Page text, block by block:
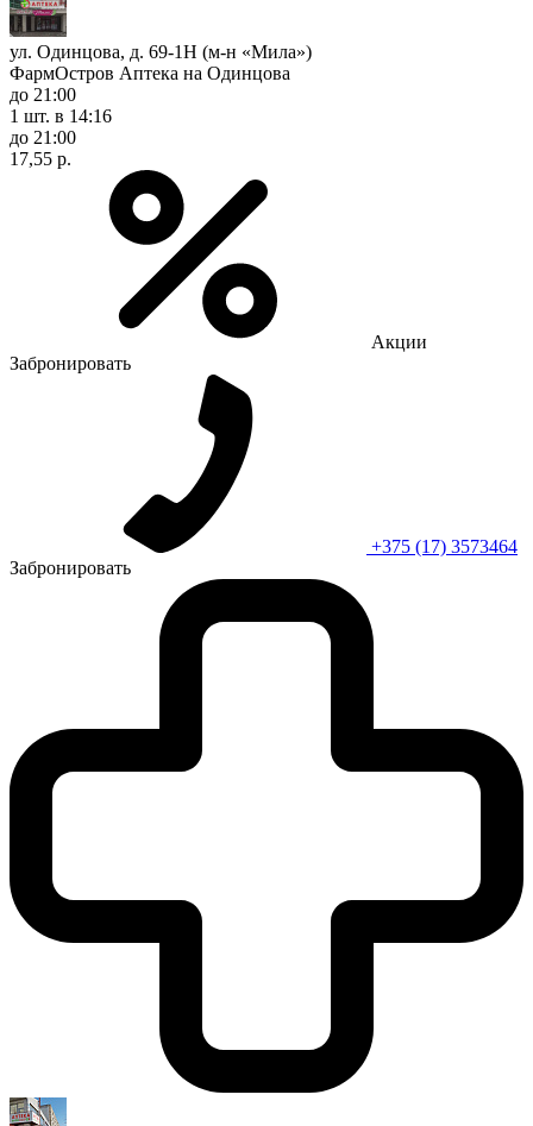
ул. Одинцова, д. 69-1Н (м-н «Мила»)
ФармОстров Аптека на Одинцова
до 21:00
1 шт. в 14:16
до 21:00
17,55 р.
Акции
Забронировать
+375 (17) 3573464
Забронировать